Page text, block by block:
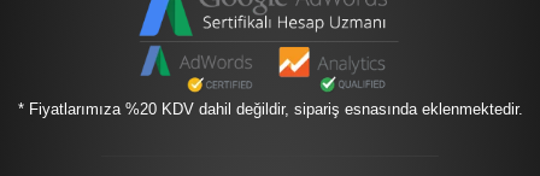
* Fiyatlarımıza %20 KDV dahil değildir, sipariş esnasında eklenmektedir.